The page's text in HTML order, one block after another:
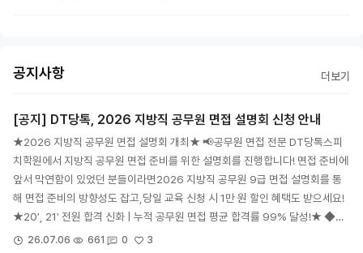
공지사항 더보기
[공지] DT당톡, 2026 지방직 공무원 면접 설명회 신청 안내
★2026 지방직 공무원 면접 설명회 개최★ 📢공무원 면접 전문 DT당톡스피
치학원에서 지방직 공무원 면접 준비를 위한 설명회를 진행합니다! 면접 준비에
앞서 막연함이 있었던 분들이라면2026 지방직 공무원 9급 면접 설명회를 통
해 면접 준비의 방향성도 잡고,당일 교육 신청 시 1만 원 할인 혜택도 받으세요!
★20′, 21′ 전원 합격 신화 | 누적 공무원 면접 평균 합격률 99% 달성!★ ◆…
26.07.06 661 0 3